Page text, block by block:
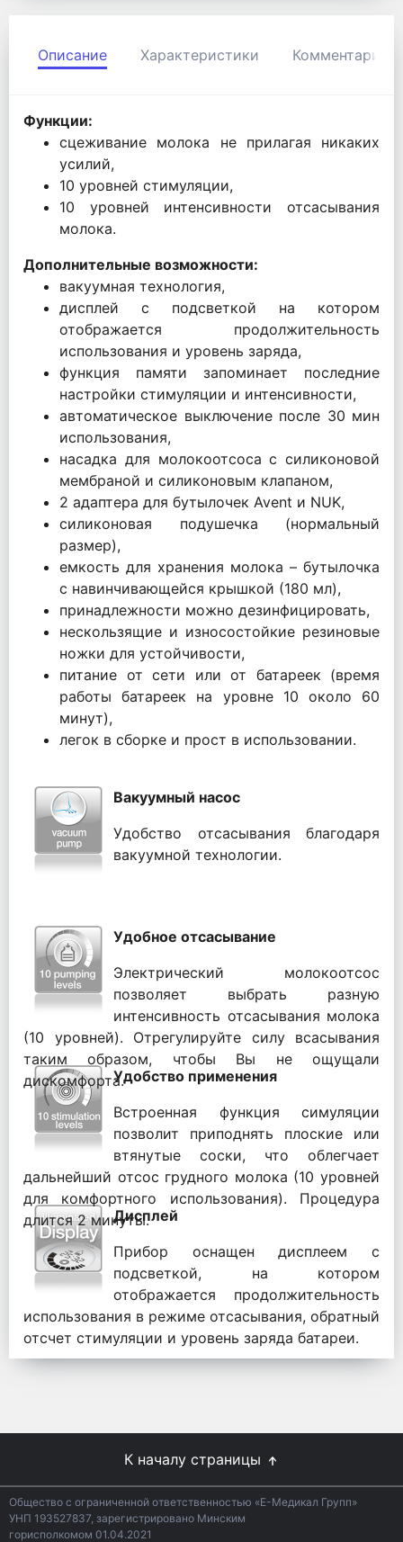
Описание Характеристики Комментарии
Функции:
сцеживание молока не прилагая никаких
усилий,
10 уровней стимуляции,
10 уровней интенсивности отсасывания
молока.
Дополнительные возможности:
вакуумная технология,
дисплей с подсветкой на котором
отображается продолжительность
использования и уровень заряда,
функция памяти запоминает последние
настройки стимуляции и интенсивности,
автоматическое выключение после 30 мин
использования,
насадка для молокоотсоса с силиконовой
мембраной и силиконовым клапаном,
2 адаптера для бутылочек Avent и NUK,
силиконовая подушечка (нормальный
размер),
емкость для хранения молока – бутылочка
с навинчивающейся крышкой (180 мл),
принадлежности можно дезинфицировать,
нескользящие и износостойкие резиновые
ножки для устойчивости,
питание от сети или от батареек (время
работы батареек на уровне 10 около 60
минут),
легок в сборке и прост в использовании.
Вакуумный насос
Удобство отсасывания благодаря
вакуумной технологии.
Удобное отсасывание
Электрический молокоотсос
позволяет выбрать разную
интенсивность отсасывания молока
(10 уровней). Отрегулируйте силу всасывания
таким образом, чтобы Вы не ощущали
дискомфорта.Удобство применения
Встроенная функция симуляции
позволит приподнять плоские или
втянутые соски, что облегчает
дальнейший отсос грудного молока (10 уровней
для комфортного использования). Процедура
длится 2 минуты.
Дисплей
Прибор оснащен дисплеем с
подсветкой, на котором
отображается продолжительность
использования в режиме отсасывания, обратный
отсчет стимуляции и уровень заряда батареи.
К началу страницы
Общество с ограниченной ответственностью «Е-Медикал Групп»
УНП 193527837, зарегистрировано Минским
горисполкомом 01.04.2021